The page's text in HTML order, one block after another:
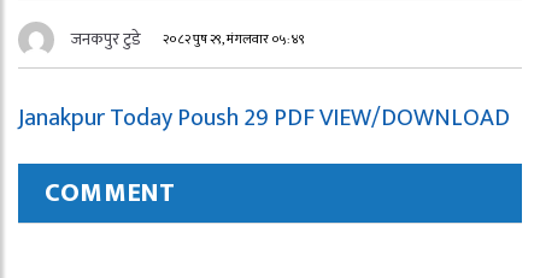
जनकपुर टुडे २०८२ पुष २९, मंगलवार ०५:४९
Janakpur Today Poush 29 PDF VIEW/DOWNLOAD
COMMENT